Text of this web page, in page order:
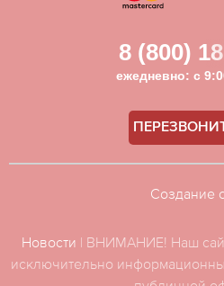
8 (800)
ежедневно: с
Новости | ВНИМАНИЕ! Наш
исключительно
Создание